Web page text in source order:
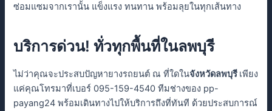
ซ่อมแซมจากเรานั้น แข็งแรง ทนทาน พร้อมลุยในทุกเส้นทาง
บริการด่วน! ทั่วทุกพื้นที่ในลพบุรี
ไม่ว่าคุณจะประสบปัญหายางรถยนต์ ณ ที่ใดในจังหวัดลพบุรี เพียง
แค่คุณโทรมาที่เบอร์ 095-159-4540 ทีมช่างของ pp-
payang24 พร้อมเดินทางไปให้บริการถึงที่ทันที ด้วยประสบการณ์